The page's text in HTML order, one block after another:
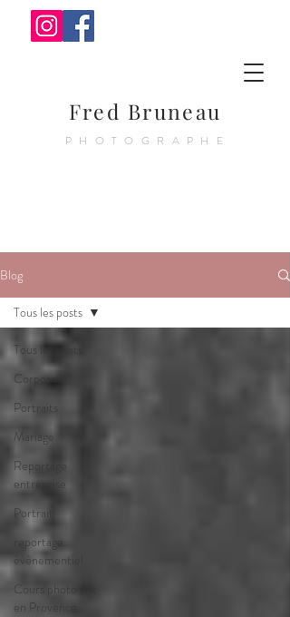
Fred Bruneau
PHOTOGRAPHE
Blog
Tous les posts
Corporate
Portraits
Mariage
Reportage
entreprise
Portrait
reportage
évènementiel
Cours photo Aix
en Provence
Tous les posts